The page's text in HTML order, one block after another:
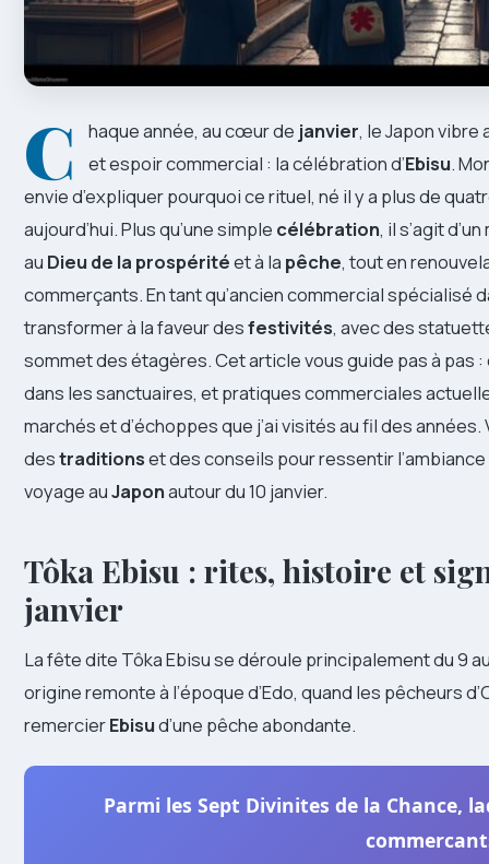
C haque année, au cœur de janvier, le Japon vibre
et espoir commercial : la célébration d’Ebisu.
envie d’expliquer pourquoi ce rituel, né il y a plus de
aujourd’hui. Plus qu’une simple célébration, il s’agit
au Dieu de la prospéritéet à la pêche, tout en
commerçants. En tant qu’ancien commercial spécialisé
transformer à la faveur desfestivités, avec des
sommet des étagères. Cet article vous guide pas à pas
dans les sanctuaires, et pratiques commerciales
marchés et d’échoppes que j’ai visités au fil des
destraditionset des conseils pour ressentir
voyage auJaponautour du 10 janvier.
Tôka Ebisu : rites, histoire et
janvier
La fête dite Tôka Ebisu se déroule principalement du 9
origine remonte à l’époque d’Edo, quand les pêcheurs
remercierEbisud’une pêche abondante.
Parmi les Sept Divinites de la Chance,